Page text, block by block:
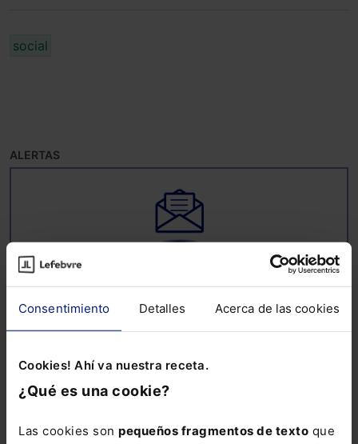
Consentimiento Detalles Acerca de las cookies
Cookies! Ahí va nuestra receta.
¿Qué es una cookie?
Las cookies son pequeños fragmentos de texto que
social
ALERTAS
ESG
Mantente al día de todo lo relacionado con
ebooks, webinars y mucho más
Nombre: